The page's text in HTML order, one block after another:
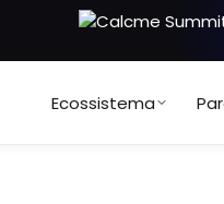
Ecossistema